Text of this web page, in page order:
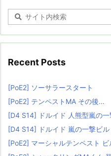
Recent Posts
[PoE2] ソーサラースタート
[PoE2] テンペストMA その後…
[D4 S14] ドルイド 人熊型嵐の一
[D4 S14] ドルイド 嵐の一撃ビル
[PoE2] マーシャルテンペスト